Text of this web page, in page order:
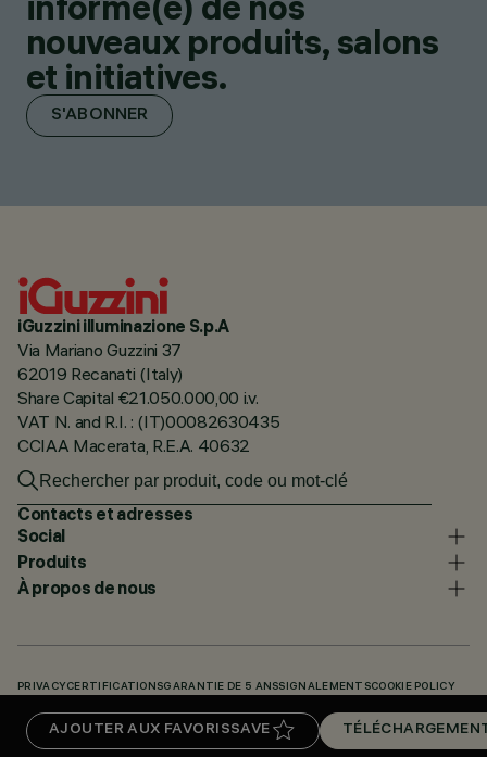
AJOUTER AUX FAVORISSAVE
nouveaux produits, salons
et initiatives.
S'ABONNER
iGuzzini illuminazione S.p.A
Via Mariano Guzzini 37
62019 Recanati (Italy)
Share Capital €21.050.000,00 i.v.
VAT N. and R.I. : (IT)00082630435
CCIAA Macerata, R.E.A. 40632
Contacts et adresses
Social
Produits
À propos de nous
PRIVACY CERTIFICATIONSGARANTIE DE 5 ANSSIGNALEMENTSCOOKIE POLICY
TÉLÉCHARGEMENTS